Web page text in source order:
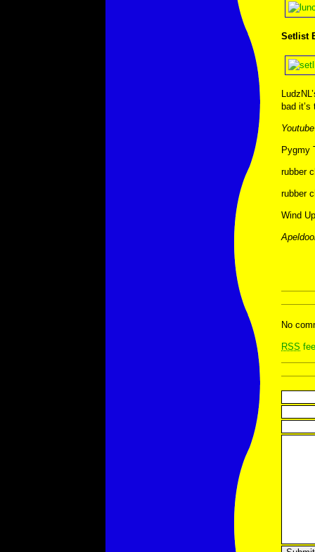
Setlist
bad
Pygmy
rubber
rubber
Wind
No
RSS